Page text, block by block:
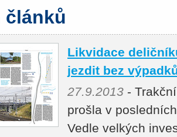
článků
Likvidace
jezdit bez
27.9.2013 -
prošla v
Vedle velkých